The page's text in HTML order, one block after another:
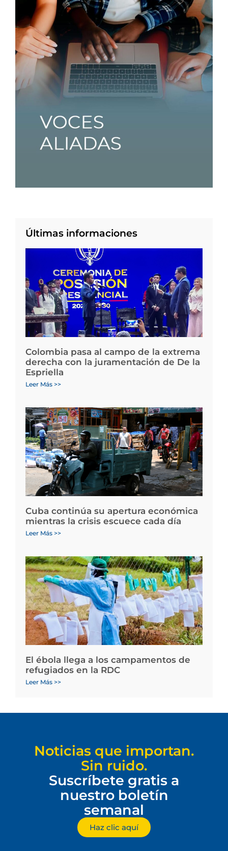
Últimas informaciones
Colombia pasa al campo de la extrema
derecha con la juramentación de De la
Espriella
Leer Más >>
Cuba continúa su apertura económica
mientras la crisis escuece cada día
Leer Más >>
El ébola llega a los campamentos de
refugiados en la RDC
Leer Más >>
Noticias que importan.
Sin ruido.
Suscríbete gratis a
nuestro boletín
semanal
Haz clic aquí